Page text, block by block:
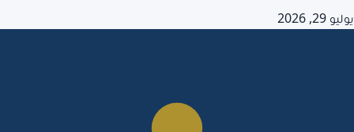
يوليو 29, 2026